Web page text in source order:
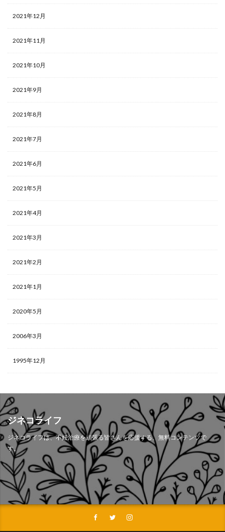
2021年12月
2021年11月
2021年10月
2021年9月
2021年8月
2021年7月
2021年6月
2021年5月
2021年4月
2021年3月
2021年2月
2021年1月
2020年5月
2006年3月
1995年12月
ジネコライフ
ジネコライフは、不妊治療を頑張る皆さんを応援する、無料コンテンツで
す。